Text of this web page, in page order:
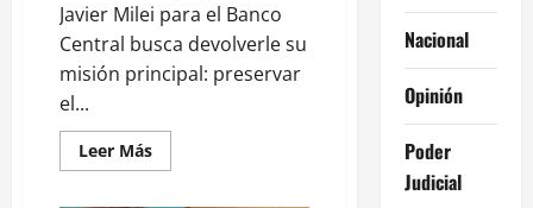
Javier Milei para el Banco
Central busca devolverle su
misión principal: preservar
el...
Leer MásLeer
más
Nacional
Opinión
Poder
Judicial